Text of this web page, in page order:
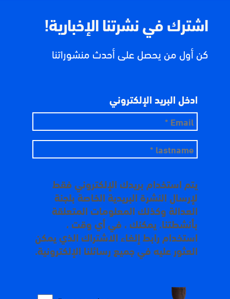
اشترك في نشرتنا الإخبارية!
كن أول من يحصل على أحدث منشوراتنا
ادخل البريد الإلكتروني
يتم استخدام بريدك الإلكتروني فقط
لإرسال النشرة البريدية الخاصة بلجنة
العدالة وكذلك المعلومات المتعلقة
بأنشطتنا. يمكنك ، في أي وقت ،
استخدام رابط إلغاء الاشتراك الذي يمكن
العثور عليه في جميع رسائلنا الإلكترونية.